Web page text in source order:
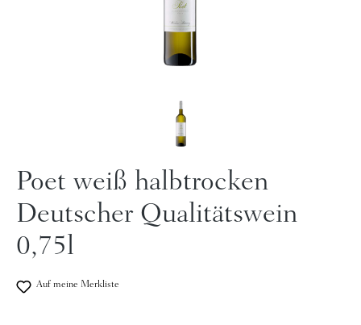
Poet weiß halbtrocken
Deutscher Qualitätswein
0,75l
Auf meine Merkliste